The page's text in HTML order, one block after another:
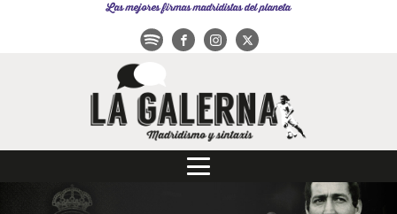
Las mejores firmas madridistas del planeta